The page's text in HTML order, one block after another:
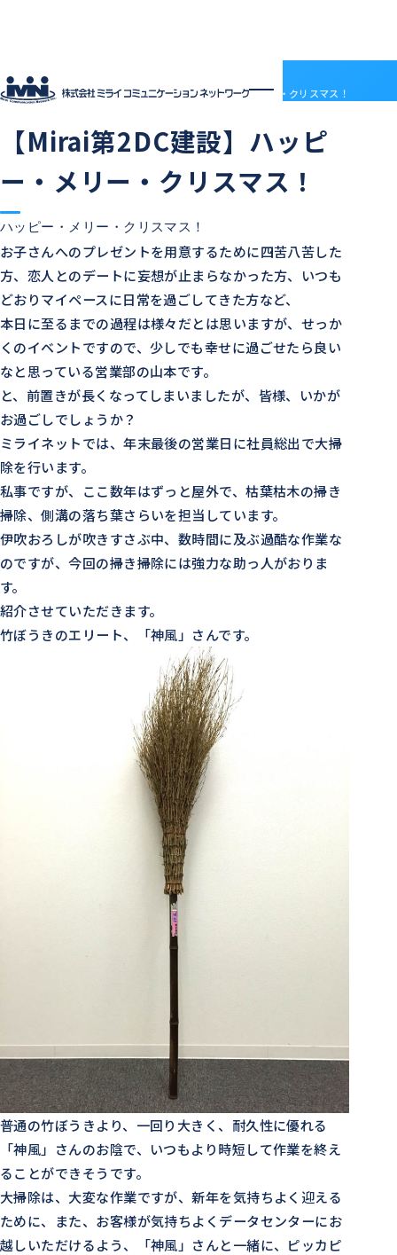
企業情報
企業情報トップ
会社概要
電子決済等代行業について
沿革
部門紹介
アクセス
サービス
サービストップ
ドメインセンター
Mirai DC
LGWAN接続サービス
BSN(ミライ・ビジネスサポートネットワーク)
ミライネット
受発注管理アプリ「惣菜EX」
国際標準デジタルインボイス対応「PeppoLink」
採用情報
ABOUT MIRAI
INTERVIEW
ENTRY
アクセス
お知らせ
お問い合わせ
プロバイダー・レンタルサーバー代理店
契約約款
他社商標について
社員ブログ
HOME 社員ブログ 【Mirai第2DC建設】ハッピー・メリー・クリスマス！
【Mirai第2DC建設】ハッピ
ー・メリー・クリスマス！
ハッピー・メリー・クリスマス！
お子さんへのプレゼントを用意するために四苦八苦した
方、恋人とのデートに妄想が止まらなかった方、いつも
どおりマイペースに日常を過ごしてきた方など、
本日に至るまでの過程は様々だとは思いますが、せっか
くのイベントですので、少しでも幸せに過ごせたら良い
なと思っている営業部の山本です。
と、前置きが長くなってしまいましたが、皆様、いかが
お過ごしでしょうか？
ミライネットでは、年末最後の営業日に社員総出で大掃
除を行います。
私事ですが、ここ数年はずっと屋外で、枯葉枯木の掃き
掃除、側溝の落ち葉さらいを担当しています。
伊吹おろしが吹きすさぶ中、数時間に及ぶ過酷な作業な
のですが、今回の掃き掃除には強力な助っ人がおりま
す。
紹介させていただきます。
竹ぼうきのエリート、「神風」さんです。
普通の竹ぼうきより、一回り大きく、耐久性に優れる
「神風」さんのお陰で、いつもより時短して作業を終え
ることができそうです。
大掃除は、大変な作業ですが、新年を気持ちよく迎える
ために、また、お客様が気持ちよくデータセンターにお
越しいただけるよう、「神風」さんと一緒に、ピッカピ